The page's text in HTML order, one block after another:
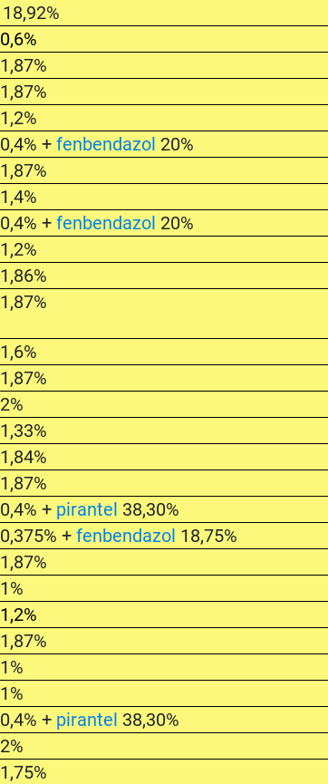
18,92%
0,6%
1,87%
1,87%
1,2%
0,4% +fenbendazol 20%
1,87%
1,4%
0,4% +fenbendazol 20%
1,2%
1,86%
1,87%
1,6%
1,87%
2%
1,33%
1,84%
1,87%
0,4% + pirantel 38,30%
0,375% +fenbendazol 18,75%
1,87%
1%
1,2%
1,87%
1%
1%
0,4% + pirantel 38,30%
2%
1,75%